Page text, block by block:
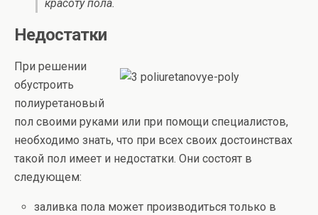
красоту пола.
Недостатки
При решении
обустроить
полиуретановый
пол своими руками или при помощи специалистов,
необходимо знать, что при всех своих достоинствах
такой пол имеет и недостатки. Они состоят в
следующем:
заливка пола может производиться только в